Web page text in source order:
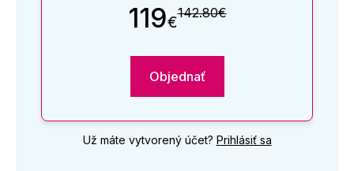
119€142.80€
Objednať
Už máte vytvorený účet? Prihlásiť sa